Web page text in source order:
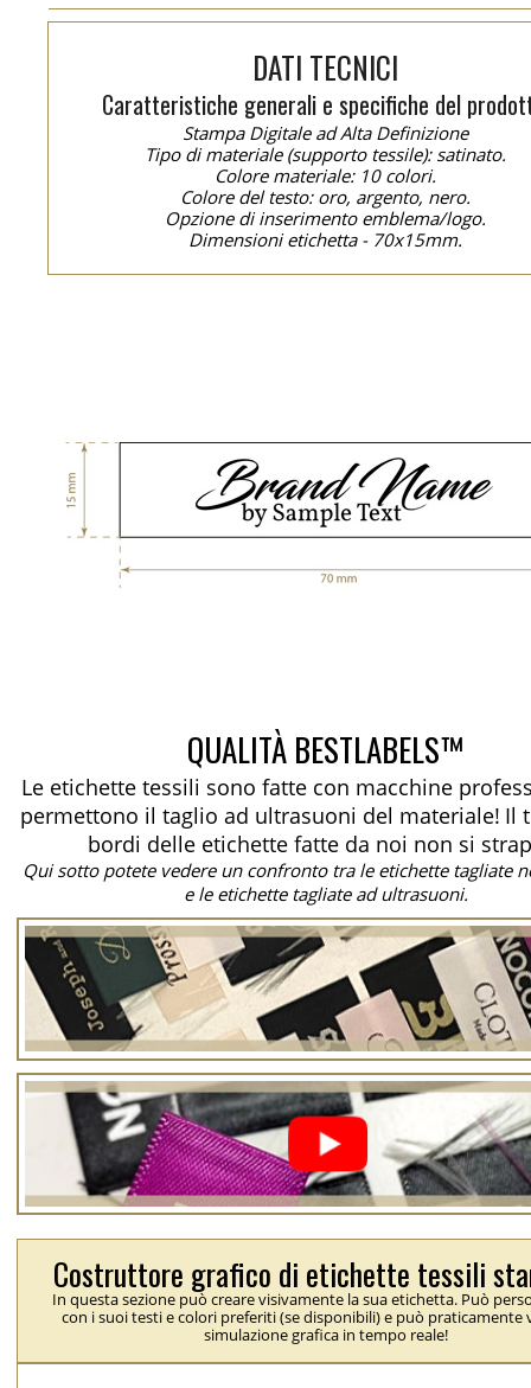
DATI TECNICI
Caratteristiche generali e specifiche del
Stampa Digitale ad Alta Definizione
Tipo di materiale (supporto tessile): satinato.
Colore materiale: 10 colori.
Colore del testo: oro, argento, nero.
Opzione di inserimento emblema/logo.
Dimensioni etichetta - 70x15mm.
QUALITÀ BESTLABELS™
Le etichette tessili sono fatte con macchine
permettono il taglio ad ultrasuoni del materiale! Il
bordi delle etichette fatte da noi non si
Qui sotto potete vedere un confronto tra le etichette tagliate
e le etichette tagliate ad ultrasuoni.
Costruttore grafico di etichette tessili
In questa sezione può creare visivamente la sua etichetta. Può
con i suoi testi e colori preferiti (se disponibili) e può praticamente
simulazione grafica in tempo reale!